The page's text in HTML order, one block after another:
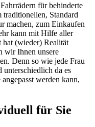
für behinderte
traditionellen, Standard
machen, zum Einkaufen
kann mit Hilfe aller
hat (wieder) Realität
wir Ihnen unsere
Denn so wie jede Frau
unterschiedlich da es
werden kann,
für Sie